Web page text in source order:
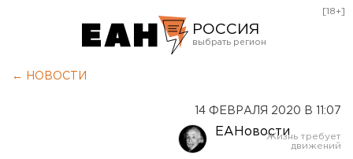
РОССИЯ
Оренбург
[18+]
← НОВОСТИ
14 ФЕВРАЛЯ 2020 В 11:07
ЕАНовости